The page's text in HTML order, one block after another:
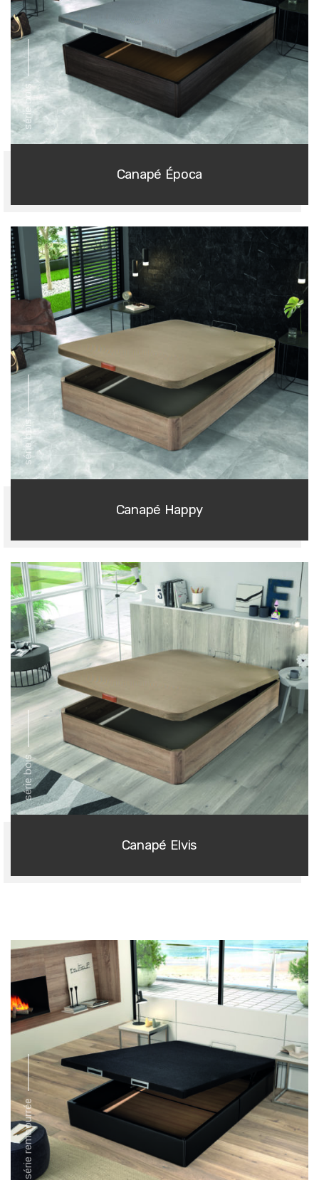
série bois
Canapé Época
série bois
Canapé Happy
série bois
Canapé Elvis
série rembourrée